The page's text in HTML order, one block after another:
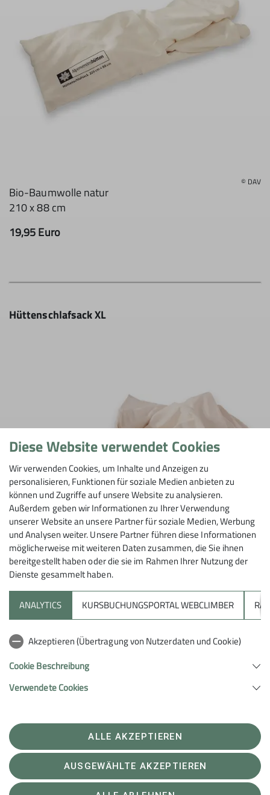
© DAV
Bio-Baumwolle natur
210 x 88 cm
19,95 Euro
Hüttenschlafsack XL
Bio-Baumwolle natur
230 x 110 cm
26,95 Euro
Diese Website verwendet Cookies
Wir verwenden Cookies, um Inhalte und Anzeigen zu
personalisieren, Funktionen für soziale Medien anbieten zu
können und Zugriffe auf unsere Website zu analysieren.
Außerdem geben wir Informationen zu Ihrer Verwendung
unserer Website an unsere Partner für soziale Medien, Werbung
und Analysen weiter. Unsere Partner führen diese Informationen
möglicherweise mit weiteren Daten zusammen, die Sie ihnen
bereitgestellt haben oder die sie im Rahmen Ihrer Nutzung der
Dienste gesammelt haben.
ANALYTICS KURSBUCHUNGSPORTAL WEBCLIMBER
Akzeptieren (Übertragung von Nutzerdaten und Cookie)
Cookie Beschreibung
Verwendete Cookies
ALLE AKZEPTIEREN
AUSGEWÄHLTE AKZEPTIEREN